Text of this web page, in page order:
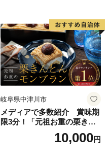
道産アイス 道産アイスクリ
ーム ギフト 詰合せ 詰め合わ
せ ふるさと納税 ）
岐阜県中津川市
メディアで多数紹介 賞味期
限3分！「元祖お重の栗きん
とんモンブラン」 【未来の
ご褒美】スイーツ 栗 モンブ
10,000円